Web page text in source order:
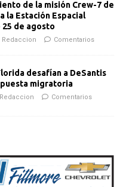
de la misión Crew-7 de
la Estación Espacial
de agosto
Redaccion
Comentarios
desafían a DeSantis
migratoria
Redaccion
Comentarios